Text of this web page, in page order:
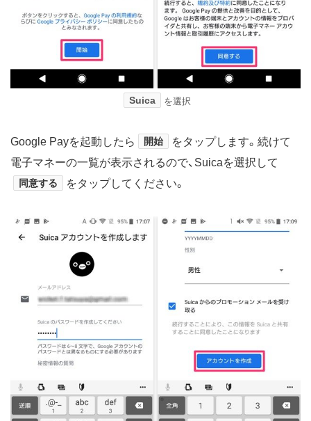
Suica を選択
Google Payを起動したら 開始
をタップします。続けて
電子マネーの一覧が表示されるので、Suicaを選択して
同意する をタップしてください。